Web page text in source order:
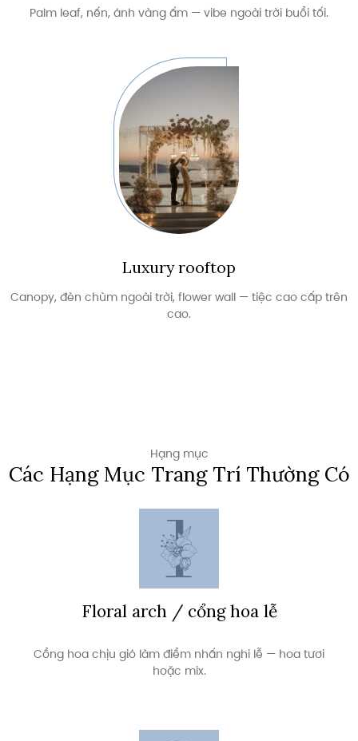
Palm leaf, nến, ánh vàng ấm — vibe ngoài trời buổi tối.
Luxury rooftop
Canopy, đèn chùm ngoài trời, flower wall — tiệc cao cấp trên
cao.
Hạng mục
Các Hạng Mục Trang Trí Thường Có
Floral arch / cổng hoa lễ
Cổng hoa chịu gió làm điểm nhấn nghi lễ — hoa tươi
hoặc mix.